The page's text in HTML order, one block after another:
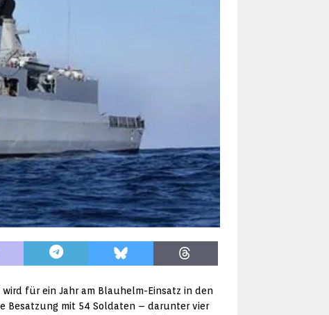
für ein Jahr am Blauhelm-Einsatz in den
Besatzung mit 54 Soldaten – darunter vier